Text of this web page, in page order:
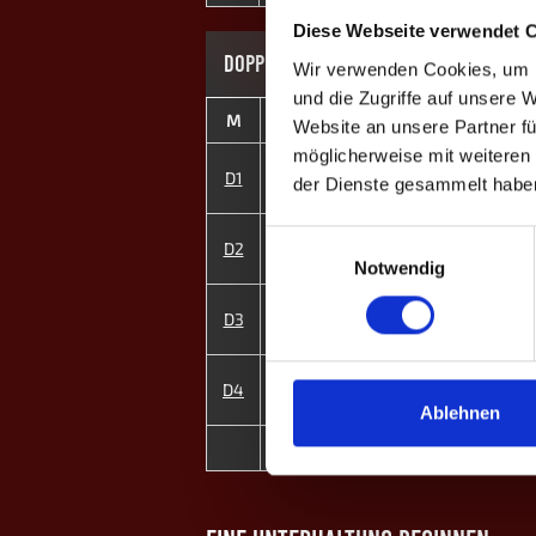
Diese Webseite verwendet
Wir verwenden Cookies,
und die Zugriffe auf unsere
Website an unsere Partner
möglicherweise mit
der Dienste gesammelt
Notwendig
Ablehnen
DOPPEL-MATCHES
M Spieler
D1
Konrad Grünewald
Lisa A. ♀
D2
Reza Shirazi
D3
Alexander Etzler
Luka Salavarda
D4
Tim Blessing
Selina Schüler ♀
6MP